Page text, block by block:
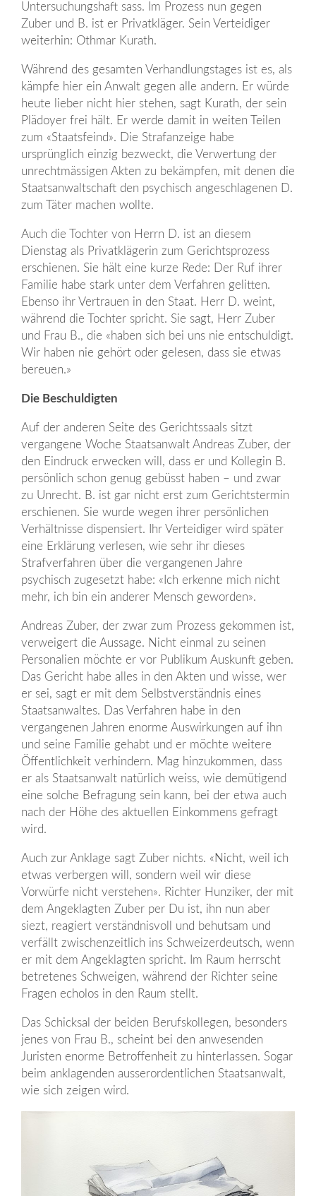
Untersuchungshaft sass. Im Prozess nun gegen
Zuber und B. ist er Privatkläger. Sein Verteidiger
weiterhin: Othmar Kurath.
Während des gesamten Verhandlungstages ist es, als
kämpfe hier ein Anwalt gegen alle andern. Er würde
heute lieber nicht hier stehen, sagt Kurath, der sein
Plädoyer frei hält. Er werde damit in weiten Teilen
zum «Staatsfeind». Die Strafanzeige habe
ursprünglich einzig bezweckt, die Verwertung der
unrechtmässigen Akten zu bekämpfen, mit denen die
Staatsanwaltschaft den psychisch angeschlagenen D.
zum Täter machen wollte.
Auch die Tochter von Herrn D. ist an diesem
Dienstag als Privatklägerin zum Gerichtsprozess
erschienen. Sie hält eine kurze Rede: Der Ruf ihrer
Familie habe stark unter dem Verfahren gelitten.
Ebenso ihr Vertrauen in den Staat. Herr D. weint,
während die Tochter spricht. Sie sagt, Herr Zuber
und Frau B., die «haben sich bei uns nie entschuldigt.
Wir haben nie gehört oder gelesen, dass sie etwas
bereuen.»
Die Beschuldigten
Auf der anderen Seite des Gerichtssaals sitzt
vergangene Woche Staatsanwalt Andreas Zuber, der
den Eindruck erwecken will, dass er und Kollegin B.
persönlich schon genug gebüsst haben – und zwar
zu Unrecht. B. ist gar nicht erst zum Gerichtstermin
erschienen. Sie wurde wegen ihrer persönlichen
Verhältnisse dispensiert. Ihr Verteidiger wird später
eine Erklärung verlesen, wie sehr ihr dieses
Strafverfahren über die vergangenen Jahre
psychisch zugesetzt habe: «Ich erkenne mich nicht
mehr, ich bin ein anderer Mensch geworden».
Andreas Zuber, der zwar zum Prozess gekommen ist,
verweigert die Aussage. Nicht einmal zu seinen
Personalien möchte er vor Publikum Auskunft geben.
Das Gericht habe alles in den Akten und wisse, wer
er sei, sagt er mit dem Selbstverständnis eines
Staatsanwaltes. Das Verfahren habe in den
vergangenen Jahren enorme Auswirkungen auf ihn
und seine Familie gehabt und er möchte weitere
Öffentlichkeit verhindern. Mag hinzukommen, dass
er als Staatsanwalt natürlich weiss, wie demütigend
eine solche Befragung sein kann, bei der etwa auch
nach der Höhe des aktuellen Einkommens gefragt
wird.
Auch zur Anklage sagt Zuber nichts. «Nicht, weil ich
etwas verbergen will, sondern weil wir diese
Vorwürfe nicht verstehen». Richter Hunziker, der mit
dem Angeklagten Zuber per Du ist, ihn nun aber
siezt, reagiert verständnisvoll und behutsam und
verfällt zwischenzeitlich ins Schweizerdeutsch, wenn
er mit dem Angeklagten spricht. Im Raum herrscht
betretenes Schweigen, während der Richter seine
Fragen echolos in den Raum stellt.
Das Schicksal der beiden Berufskollegen, besonders
jenes von Frau B., scheint bei den anwesenden
Juristen enorme Betroffenheit zu hinterlassen. Sogar
beim anklagenden ausserordentlichen Staatsanwalt,
wie sich zeigen wird.